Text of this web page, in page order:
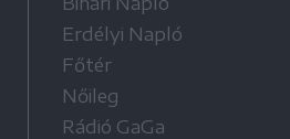
Erdélyi Napló
Főtér
Nőileg
Rádió GaGa